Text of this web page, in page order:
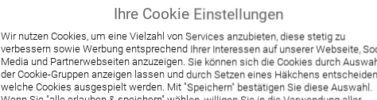
Hansgrohe
Brausearm Axor
Artikelnummer:10921180
Ihre Cookie Einstellungen
Wir nutzen Cookies, um eine Vielzahl von Services anzubieten, diese stetig zu
verbessern sowie Werbung entsprechend Ihrer Interessen auf unserer Webseite,
Media und Partnerwebseiten anzuzeigen. Sie können sich die Cookies durch
der Cookie-Gruppen anzeigen lassen und durch Setzen eines Häkchens
welche Cookies ausgespielt werden. Mit "Speichern" bestätigen Sie diese Auswahl.